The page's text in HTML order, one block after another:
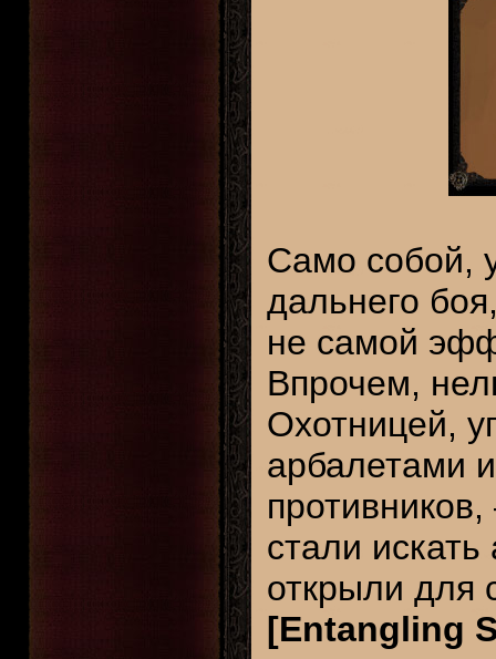
Само собой,
дальнего
не самой
Впрочем,
Охотницей,
арбалетами
стали
открыли для
[Entangling